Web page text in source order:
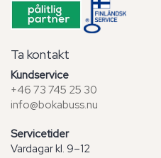
Ta kontakt
Kundservice
+46 73 745 25 30
info@bokabuss.nu
Servicetider
Vardagar kl. 9–12